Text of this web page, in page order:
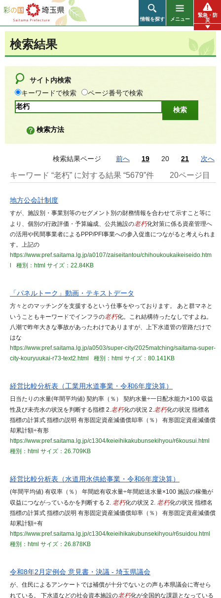
彩の国 埼玉県
情報を探す メニュー
緊急・防
災
検索結果
サイト内検索
キーワードで検索
ページ番号で検索
検索方法
検索結果ページ 前へ 19 20 21 次へ
キーワード “老朽” に対する結果 “5679”件 20ページ目
地方公会計制度
すが、施設別・事業別等のセグメント別の財務情報を合わせて示すこと等に
より、個別の行政評価・予算編成、公共施設の老朽化対策に係る資産管理へ
の活用や民間事業者によるPPP/PFI事業への参入促進につながると考えられま
す。上記の
https://www.pref.saitama.lg.jp/a0107/zaiseitantou/chihoukoukaikeiseido.htm
種別：html サイズ：22.84KB
「パネルトーク」動画・テキストデータ
方々とのマッチングを支援するという仕事をやっております。 あと群マネと
いうこともキーワードでインフラの老朽化。これ結構待ったなしですよね。
八潮で昨年大きな事故があったわけでありますが、上下水道管の管路だけで
はな
https://www.pref.saitama.lg.jp/a0503/super-city/2025matching/saitama-super-
city-kouryuukai-r73-text2.html
種別：html サイズ：80.141KB
経営比較分析表（工業用水道事業・令和6年度決算）
日当たりの水量(年間平均値) 契約率（％） 契約水量÷一日配水能力×100 収益
性及び未売水の状況を判断する指標 2.老朽化の状況 2.老朽化の状況 指標名
指標の計算式 指標の説明 有形固定資産減価償却率（％） 有形固定資産減価償
却累計額÷有形
https://www.pref.saitama.lg.jp/c1304/keieihikakubunsekihyou/r6kousui.html
種別：html サイズ：26.709KB
経営比較分析表（水道用水供給事業・令和6年度決算）
(年間平均値) 有収率（％） 年間総有収水量÷年間総送水量×100 施設の稼働が
収益につながっているかを判断する 2. 老朽化の状況 2. 老朽化の状況 指標名
指標の計算式 指標の説明 有形固定資産減価償却率（％） 有形固定資産減価償
却累計額÷有
https://www.pref.saitama.lg.jp/c1304/keieihikakubunsekihyou/r6suidou.html
種別：html サイズ：26.878KB
令和8年2月定例会 意見書・決議 - 埼玉県議会
が、住民によるアンケートでは補償が十分でないとの声も本県議会に寄せら
れている。 下水道などの社会資本施設の老朽化が全国的な課題となっている